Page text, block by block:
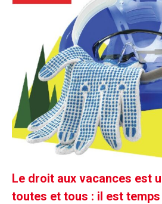
Le droit aux vacances est
toutes et tous : il est temps